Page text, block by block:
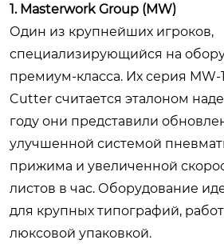
1. Masterwork Group (MW)
Один из крупнейших игроков,
специализирующийся на
премиум-класса. Их серия MW-
Cutter считается эталоном
году они представили
улучшенной системой
прижима и увеличенной
листов в час. Оборудование
для крупных типографий,
люксовой упаковкой.